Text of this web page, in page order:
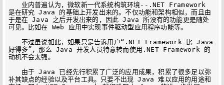
业内普遍认为，微软新一代系统构筑环境--.NET Framework
是在研究 Java 的基础上开发出来的。不仅功能和架构相似，而且由
于是在 Java 之后开发出来的，因此 Java 所没有的功能更是随处
可见。比如在 Web 应用中实现事件驱动型应用程序功能等。
不过虽说如此，如果只是告诉用户“.NET Framework 比 Java
好得多”，那么 Java 开发人员特意转而使用.NET Framework 的
动机不会太强。
由于 Java 已经先行积累了广泛的应用成果，积累了很多足以弥
补其缺点的经验以及平台工具。只要不出现 Java 难以应用的用途和